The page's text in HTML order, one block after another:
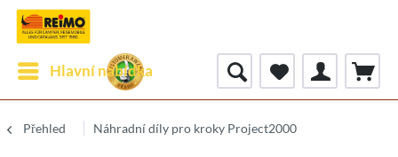
Hlavní nabídka
Přehled Náhradní díly pro kroky Project2000